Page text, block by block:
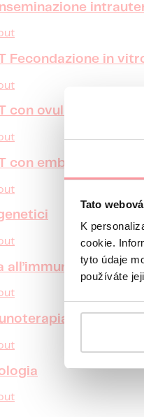
Tato
K
cookie.
tyto údaje
používáte
Fecondazione in
con ovuli donati
con embrioni donati
all’immunologia